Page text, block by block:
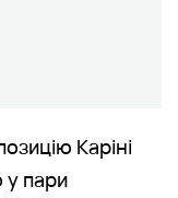
Каріні
у пари